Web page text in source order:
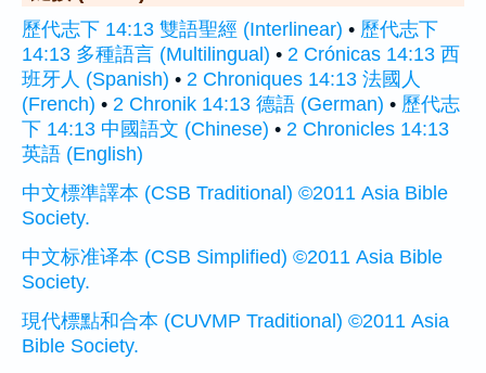
歷代志下 14:13 雙語聖經 (Interlinear) • 歷代志下
14:13 多種語言 (Multilingual) • 2 Crónicas 14:13 西
班牙人 (Spanish) • 2 Chroniques 14:13 法國人
(French) • 2 Chronik 14:13 德語 (German) • 歷代志
下 14:13 中國語文 (Chinese) • 2 Chronicles 14:13
英語 (English)
中文標準譯本 (CSB Traditional) ©2011 Asia Bible
Society.
中文标准译本 (CSB Simplified) ©2011 Asia Bible
Society.
現代標點和合本 (CUVMP Traditional) ©2011 Asia
Bible Society.